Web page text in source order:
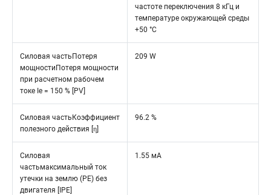
частоте переключения 8 кГц и
температуре окружающей среды
+50 °C
Силовая частьПотеря
мощностиПотеря мощности
при расчетном рабочем
токе Ie = 150 % [PV]
209 W
Силовая частьКоэффициент
полезного действия [η]
96.2 %
Силовая
частьмаксимальный ток
утечки на землю (PE) без
двигателя [IPE]
1.55 мА